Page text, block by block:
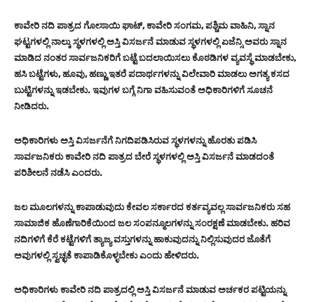
ಕಾವೇರಿ ನದಿ ಪಾತ್ರದ ಗೋಸಾಯಿ ಘಾಟ್, ಕಾವೇರಿ ಸಂಗಮ, ಪಶ್ಚಿಮ ವಾಹಿನಿ, ಸ್ನಾನ
ಘಟ್ಟಗಳಲ್ಲಿ ನಾಲ್ಕು ಸ್ಥಳಗಳಲ್ಲಿ ಅಸ್ತಿ ವಿಸರ್ಜನೆ ಮಾಡುವ ಸ್ಥಳಗಳಲ್ಲಿ ಏಜೆನ್ಸಿ ಅವರು ಸ್ನಾನ
ಮಾಡಿದ ನಂತರ ಸಾರ್ವಜನಿಕರಿಗೆ ಬಟ್ಟೆ ಬದಲಾಯಿಸಲು ಕೊಠಡಿಗಳ ವ್ಯವಸ್ಥೆ ಮಾಡಬೇಕು,
ಹಸಿ ಬಟ್ಟೆಗಳು, ಹೂವು, ಹಣ್ಣು ಇತರೆ ಪದಾರ್ಥಗಳನ್ನು ವಿಲೇವಾರಿ ಮಾಡಲು ಅಗತ್ಯ ಕಸದ
ಬುಟ್ಟಿಗಳನ್ನು ಇಡಬೇಕು. ಇವುಗಳ ಬಗ್ಗೆ ನಿಗಾ ವಹಿಸುವಂತೆ ಅಧಿಕಾರಿಗಳಿಗೆ ಸೂಚನೆ
ನೀಡಿದರು‌.
ಅಧಿಕಾರಿಗಳು ಅಸ್ತಿ ವಿಸರ್ಜನೆಗೆ ನಿಗದಿಪಡಿಸಿರುವ ಸ್ಥಳಗಳನ್ನು ಹೊರತು ಪಡಿಸಿ
ಸಾರ್ವಜನಿಕರು ಕಾವೇರಿ ನದಿ ಪಾತ್ರದ ಬೇರೆ ಸ್ಥಳಗಳಲ್ಲಿ ಅಸ್ತಿ ವಿಸರ್ಜನೆ ಮಾಡದಂತೆ
ಪರಿಶೀಲನೆ ನಡೆಸಿ ಎಂದರು.
ಜಲ ಮೂಲಗಳನ್ನು ಕಾಪಾಡುವುದು ಕೇವಲ ಸರ್ಕಾರದ ಕರ್ತವ್ಯವಲ್ಲ ಸಾರ್ವಜನಿಕರು ಸಹ
ಸಾಮಾಜಿಕ ಹೊಣೆಗಾರಿಕೆಯಿಂದ ಜಲ ಸಂಪನ್ಮೂಲಗಳನ್ನು ಸಂರಕ್ಷಣೆ ಮಾಡಬೇಕು. ಹರಿವ
ನದಿಗಳಿಗೆ ಕೆರೆ ಕಟ್ಟೆಗಳಿಗೆ ತ್ಯಾಜ್ಯ ವಸ್ತುಗಳನ್ನು ಹಾಕುವುದನ್ನು ನಿಲ್ಲಿಸುವುದರ ಜೊತೆಗೆ
ಅವುಗಳಲ್ಲಿ ಸ್ವಚ್ಛತೆ ಕಾಪಾಡಿಕೊಳ್ಳಬೇಕು ಎಂದು ಹೇಳಿದರು.
ಅಧಿಕಾರಿಗಳು ಕಾವೇರಿ ನದಿ ಪಾತ್ರದಲ್ಲಿ ಅಸ್ತಿ ವಿಸರ್ಜನೆ ಮಾಡುವ ಅರ್ಚಕರ ಪಟ್ಟಿಯನ್ನು